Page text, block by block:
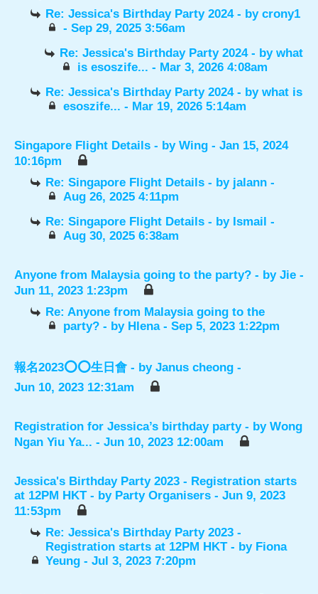
Re: Jessica's Birthday Party 2024 - bycrony1
- Sep 29, 2025 3:56am
Re: Jessica's Birthday Party 2024 - bywhat
is esoszife... - Mar 3, 2026 4:08am
Re: Jessica's Birthday Party 2024 - bywhat is
esoszife... - Mar 19, 2026 5:14am
Singapore Flight Details - by Wing - Jan 15, 2024
10:16pm
Re: Singapore Flight Details - by jalann -
Aug 26, 2025 4:11pm
Re: Singapore Flight Details - by Ismail -
Aug 30, 2025 6:38am
Anyone from Malaysia going to the party? - by Jie -
Jun 11, 2023 1:23pm
Re: Anyone from Malaysia going to the
party? - by Hlena- Sep 5, 2023 1:22pm
報名2023⭕️⭕️生日會 - by Janus cheong -
Jun 10, 2023 12:31am
Registration for Jessica’s birthday party - by Wong
Ngan Yiu Ya... - Jun 10, 2023 12:00am
Jessica's Birthday Party 2023 - Registration starts
at 12PM HKT - by Party Organisers - Jun 9, 2023
11:53pm
Re: Jessica's Birthday Party 2023 -
Registration starts at 12PM HKT - by Fiona
Yeung - Jul 3, 2023 7:20pm